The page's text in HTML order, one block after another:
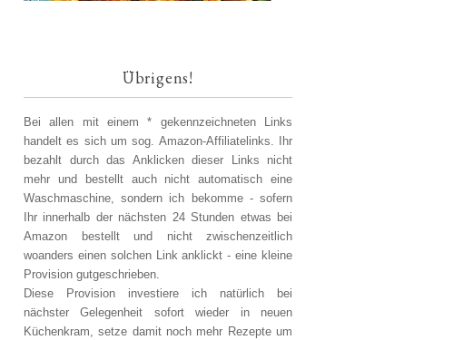
Übrigens!
Bei allen mit einem * gekennzeichneten Links
handelt es sich um sog. Amazon-Affiliatelinks. Ihr
bezahlt durch das Anklicken dieser Links nicht
mehr und bestellt auch nicht automatisch eine
Waschmaschine, sondern ich bekomme - sofern
Ihr innerhalb der nächsten 24 Stunden etwas bei
Amazon bestellt und nicht zwischenzeitlich
woanders einen solchen Link anklickt - eine kleine
Provision gutgeschrieben.
Diese Provision investiere ich natürlich bei
nächster Gelegenheit sofort wieder in neuen
Küchenkram, setze damit noch mehr Rezepte um